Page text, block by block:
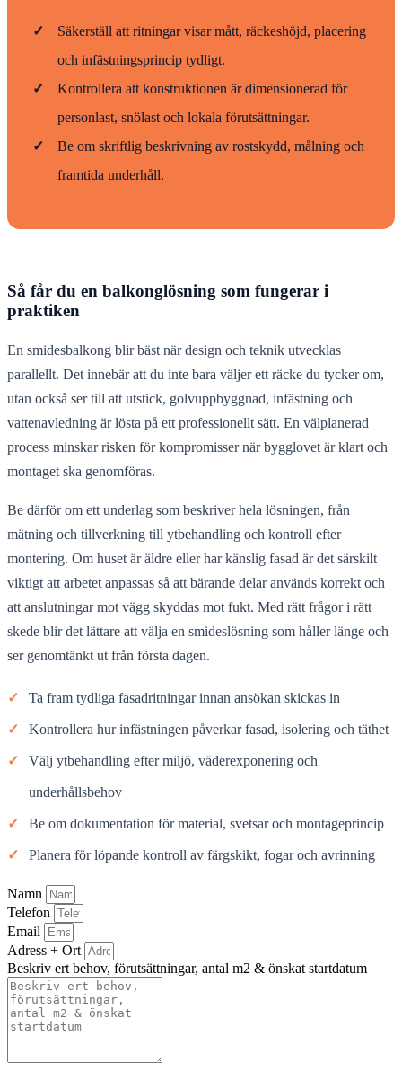
✓
Säkerställ att ritningar visar mått, räckeshöjd, placering
och infästningsprincip tydligt.
✓
Kontrollera att konstruktionen är dimensionerad för
personlast, snölast och lokala förutsättningar.
✓
Be om skriftlig beskrivning av rostskydd, målning och
framtida underhåll.
Så får du en balkonglösning som fungerar i
praktiken
En smidesbalkong blir bäst när design och teknik utvecklas
parallellt. Det innebär att du inte bara väljer ett räcke du tycker om,
utan också ser till att utstick, golvuppbyggnad, infästning och
vattenavledning är lösta på ett professionellt sätt. En välplanerad
process minskar risken för kompromisser när bygglovet är klart och
montaget ska genomföras.
Be därför om ett underlag som beskriver hela lösningen, från
mätning och tillverkning till ytbehandling och kontroll efter
montering. Om huset är äldre eller har känslig fasad är det särskilt
viktigt att arbetet anpassas så att bärande delar används korrekt och
att anslutningar mot vägg skyddas mot fukt. Med rätt frågor i rätt
skede blir det lättare att välja en smideslösning som håller länge och
ser genomtänkt ut från första dagen.
✓ Ta fram tydliga fasadritningar innan ansökan skickas in
✓ Kontrollera hur infästningen påverkar fasad, isolering och täthet
✓ Välj ytbehandling efter miljö, väderexponering och
underhållsbehov
✓ Be om dokumentation för material, svetsar och montageprincip
✓ Planera för löpande kontroll av färgskikt, fogar och avrinning
Namn
Telefon
Email
Adress + Ort
Beskriv ert behov, förutsättningar, antal m2 & önskat startdatum